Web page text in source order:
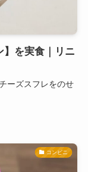
】を実食｜リニ
ーズスフレをのせ
コンビニ